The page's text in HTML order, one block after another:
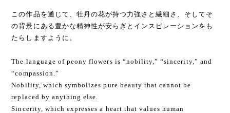
この作品を通じて、牡丹の花が持つ力強さと繊細さ、そしてそ
の背景にある豊かな精神性が安らぎとインスピレーションをも
たらしますように。
The language of peony flowers is “nobility,” “sincerity,” and
“compassion.”
Nobility, which symbolizes pure beauty that cannot be
replaced by anything else.
Sincerity, which expresses a heart that values human